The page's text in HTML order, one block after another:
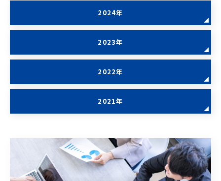
2024年
2023年
2022年
2021年